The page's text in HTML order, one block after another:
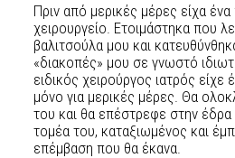
Πριν από μερικές μέρες είχα
χειρουργείο. Ετοιμάστηκα που
βαλιτσούλα μου και
«διακοπές» μου σε γνωστό
ειδικός χειρούργος ιατρός είχε
μόνο για μερικές μέρες. Θα
του και θα επέστρεφε στην
τομέα του, καταξιωμένος και
επέμβαση που θα έκανα.